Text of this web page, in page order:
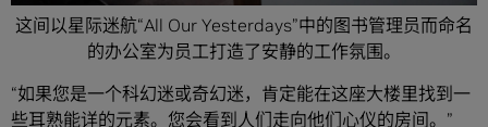
这间以星际迷航“All Our Yesterdays”中的图书管理员而命名
的办公室为员工打造了安静的工作氛围。
“如果您是一个科幻迷或奇幻迷，肯定能在这座大楼里找到一
些耳熟能详的元素。您会看到人们走向他们心仪的房间。”